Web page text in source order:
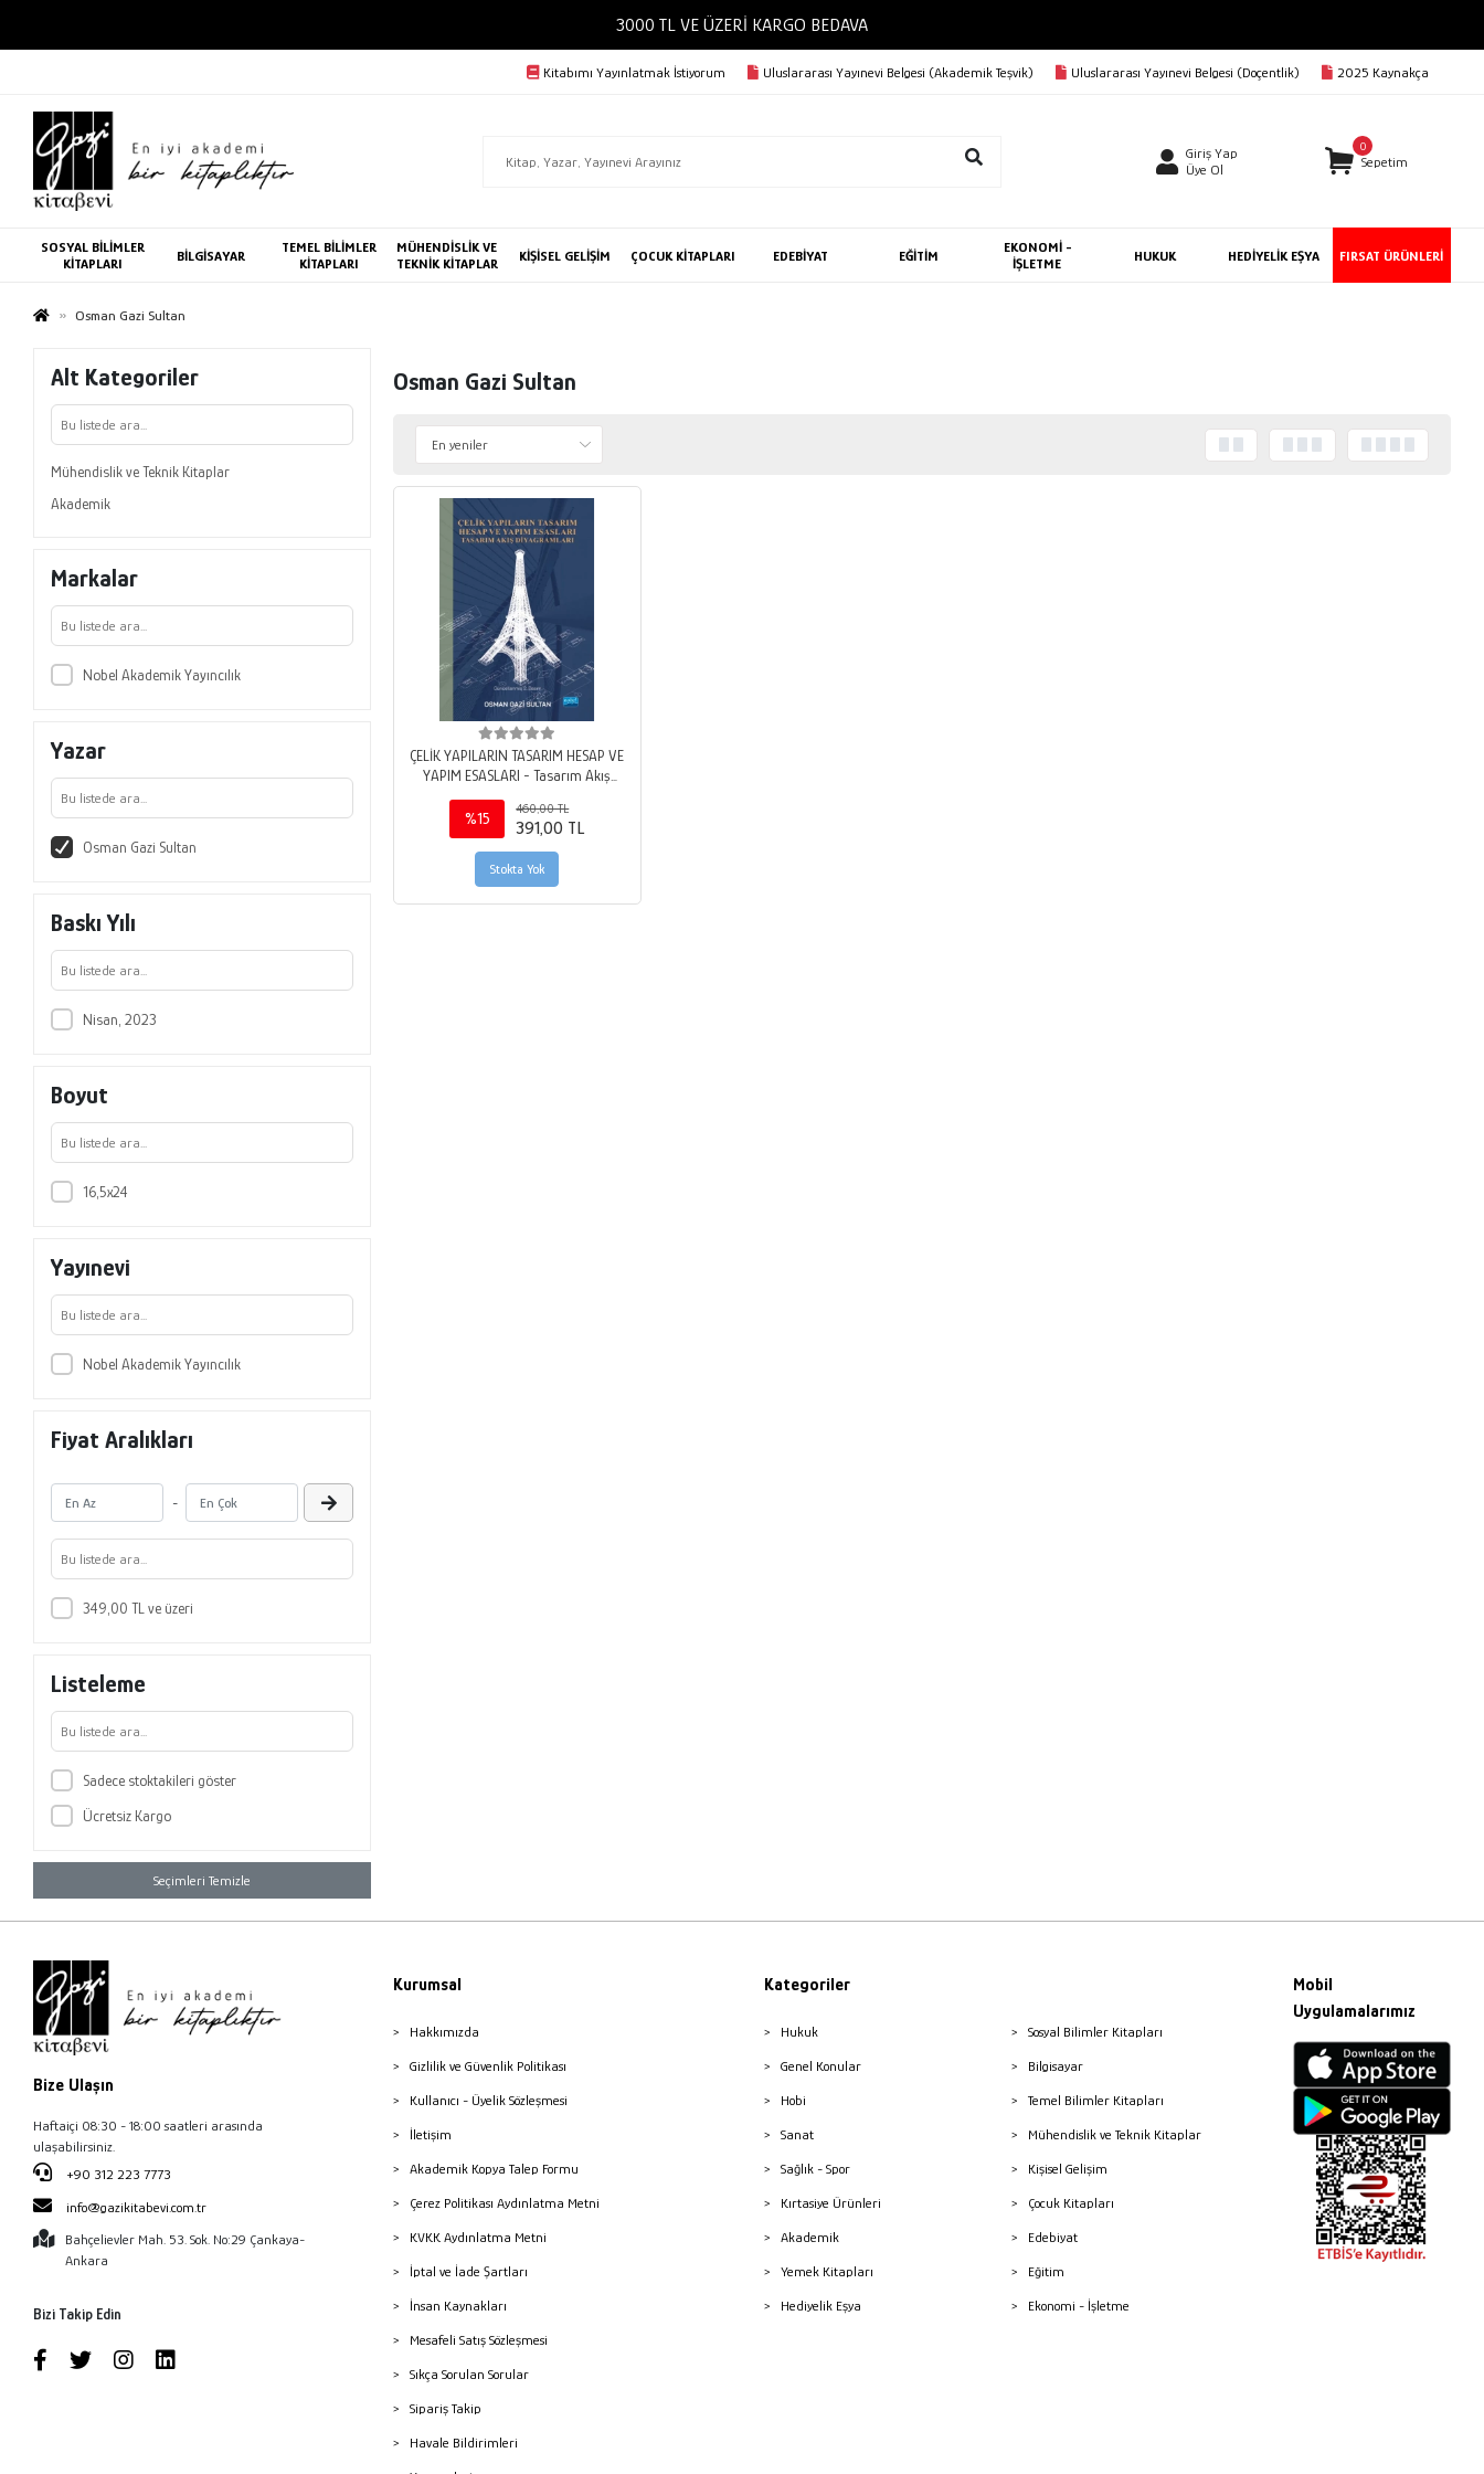
3000 TL VE ÜZERİ KARGO BEDAVA
Kitabımı Yayınlatmak İstiyorum Uluslararası Yayınevi Belgesi (Akademik Teşvik) Uluslararası Yayınevi Belgesi (Doçentlik) 2025 Kaynakça
Giriş Yap
Üye Ol
0
Sepetim
SOSYAL BİLİMLER
KİTAPLARI
BİLGİSAYAR
TEMEL BİLİMLER
KİTAPLARI
MÜHENDİSLİK VE
TEKNİK KİTAPLAR
KİŞİSEL GELİŞİM ÇOCUK KİTAPLARI EDEBİYAT EĞİTİM
EKONOMİ -
İŞLETME
HUKUK HEDİYELİK EŞYA FIRSAT ÜRÜNLERİ
Osman Gazi Sultan
Alt Kategoriler
Mühendislik ve Teknik Kitaplar
Akademik
Markalar
Nobel Akademik Yayıncılık
Yazar
Osman Gazi Sultan
Baskı Yılı
Nisan, 2023
Boyut
16,5x24
Yayınevi
Nobel Akademik Yayıncılık
Fiyat Aralıkları
-
349,00 TL ve üzeri
Listeleme
Sadece stoktakileri göster
Ücretsiz Kargo
Seçimleri Temizle
Osman Gazi Sultan
ÇELİK YAPILARIN TASARIM HESAP VE
YAPIM ESASLARI - Tasarım Akış
Diyagramları
%15
460,00 TL
391,00 TL
Stokta Yok
Bize Ulaşın
Haftaiçi 08:30 - 18:00 saatleri arasında
ulaşabilirsiniz.
+90 312 223 7773
info@gazikitabevi.com.tr
Bahçelievler Mah. 53. Sok. No:29 Çankaya-
Ankara
Bizi Takip Edin
Kurumsal
Hakkımızda
Gizlilik ve Güvenlik Politikası
Kullanıcı - Üyelik Sözleşmesi
İletişim
Akademik Kopya Talep Formu
Çerez Politikası Aydınlatma Metni
KVKK Aydınlatma Metni
İptal ve İade Şartları
İnsan Kaynakları
Mesafeli Satış Sözleşmesi
Sıkça Sorulan Sorular
Sipariş Takip
Havale Bildirimleri
Kategoriler
Hukuk
Genel Konular
Hobi
Sanat
Sağlık - Spor
Kırtasiye Ürünleri
Akademik
Yemek Kitapları
Hediyelik Eşya
Sosyal Bilimler Kitapları
Bilgisayar
Temel Bilimler Kitapları
Mühendislik ve Teknik Kitaplar
Kişisel Gelişim
Çocuk Kitapları
Edebiyat
Eğitim
Ekonomi - İşletme
Mobil
Uygulamalarımız